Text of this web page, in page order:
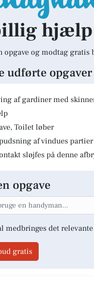
opgave og modtag gratis
udførte opgaver
af gardiner med
Toilet løber
af vindues
sløjfes på denne
opgave
medbringes det
gratis